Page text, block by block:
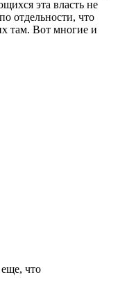
эта власть не
отдельности, что
там. Вот многие и
что